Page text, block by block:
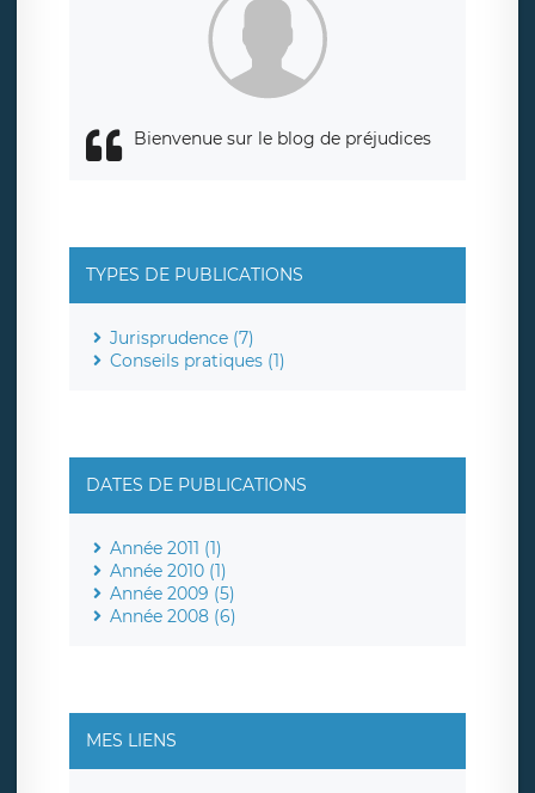
Bienvenue sur le blog de préjudices
TYPES DE PUBLICATIONS
Jurisprudence (7)
Conseils pratiques (1)
DATES DE PUBLICATIONS
Année 2011 (1)
Année 2010 (1)
Année 2009 (5)
Année 2008 (6)
MES LIENS